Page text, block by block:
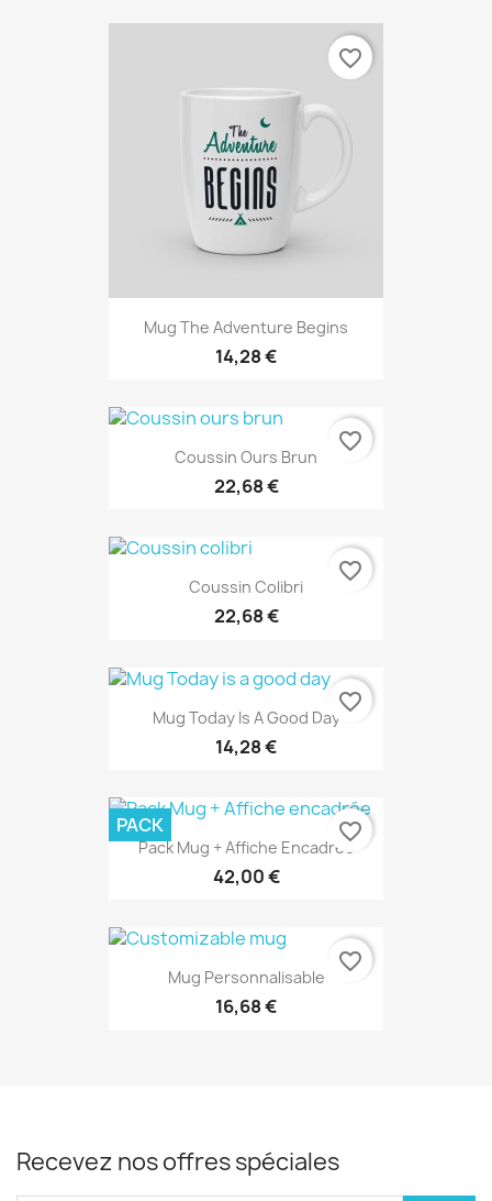
Mug The Adventure Begins
14,28 €
favorite_border
Coussin Ours Brun
22,68 €
favorite_border
Coussin Colibri
22,68 €
favorite_border
Mug Today Is A Good Day
14,28 €
favorite_border
Pack Mug + Affiche Encadrée
42,00 €
PACK favorite_border
Mug Personnalisable
16,68 €
favorite_border
Recevez nos offres spéciales